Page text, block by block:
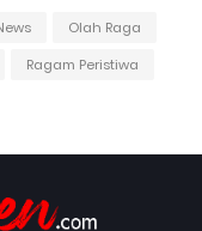
Olah Raga
Ragam Peristiwa